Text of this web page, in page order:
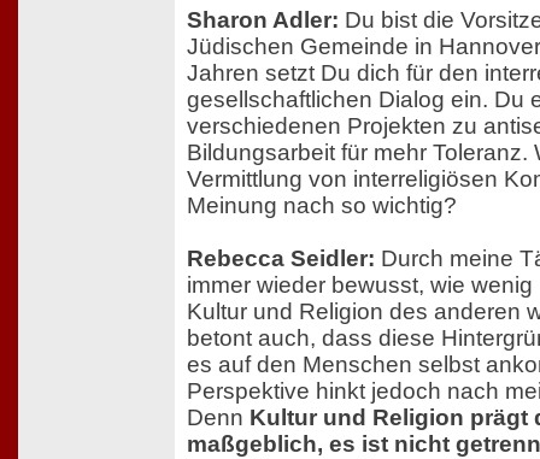
Sharon Adler: Du bist die
Jüdischen Gemeinde in
Jahren setzt Du dich für den
gesellschaftlichen Dialog ein. Du
verschiedenen Projekten zu
Bildungsarbeit für mehr Toleranz.
Vermittlung von interreligiösen
Meinung nach so wichtig?
Rebecca Seidler: Durch meine
immer wieder bewusst, wie
Kultur und Religion des anderen
betont auch, dass diese
es auf den Menschen selbst
Perspektive hinkt jedoch nach
Denn Kultur und Religion prägt
maßgeblich, es ist nicht